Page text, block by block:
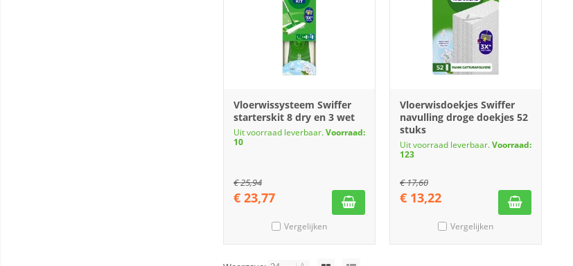
Vloerwissysteem Swiffer
starterskit 8 dry en 3 wet
Uit voorraad leverbaar.Voorraad:
10
€25,94
€ 23,77
Vergelijken
Vloerwisdoekjes Swiffer
navulling droge doekjes 52
stuks
Uit voorraad leverbaar.Voorraad:
123
€17,60
€ 13,22
Vergelijken